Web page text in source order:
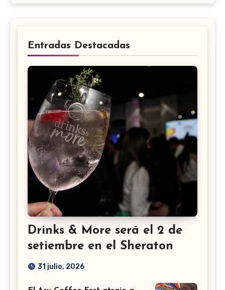
Entradas Destacadas
Drinks & More será el 2 de
setiembre en el Sheraton
31 julio, 2026